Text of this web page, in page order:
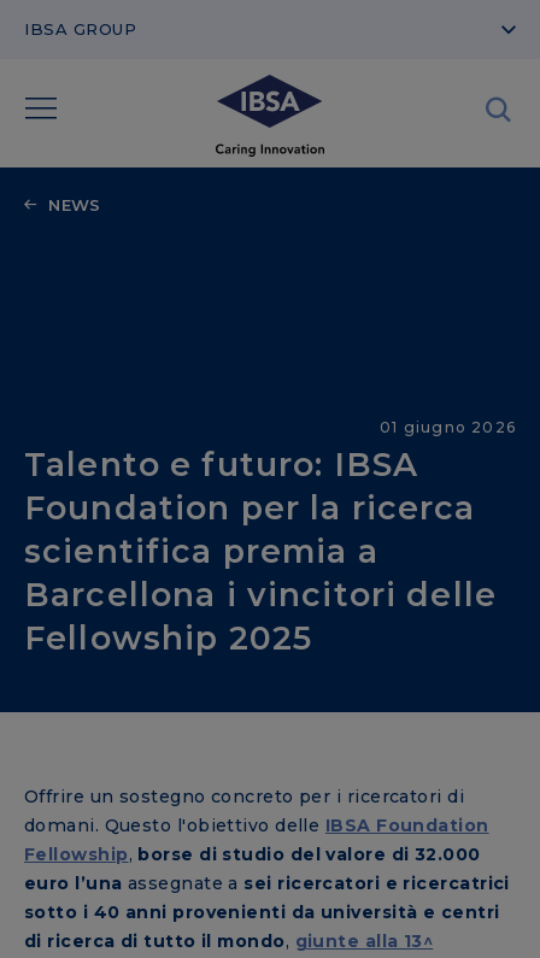
IBSA GROUP
NEWS
01 giugno 2026
Talento e futuro: IBSA
Foundation per la ricerca
scientifica premia a
Barcellona i vincitori delle
Fellowship 2025
Offrire un sostegno concreto per i ricercatori di
domani. Questo l'obiettivo delle IBSA Foundation
Fellowship, borse di studio del valore di 32.000
euro l’una assegnate a sei ricercatori e ricercatrici
sotto i 40 anni provenienti da università e centri
di ricerca di tutto il mondo, giunte alla 13^